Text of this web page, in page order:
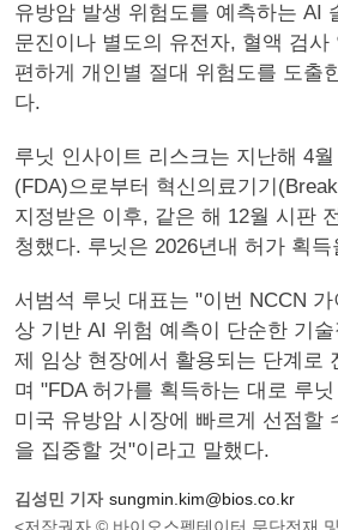
유방암 발생 위험도를 예측하는 AI
문진이나 별도의 유전자, 혈액 검사
편하게 개인별 절대 위험도를 도출
다.
루닛 인사이트 리스크는 지난해 4
(FDA)으로부터 혁신의료기기
지정받은 이후, 같은 해 12월 시판
청했다. 루닛은 2026년내 허가 획
서범석 루닛 대표는 "이번 NCCN
상 기반 AI 위험 예측이 단순한 기
제 임상 현장에서 활용되는 단계로
며 "FDA 허가를 획득하는 대로 루
미국 유방암 시장에 빠르게 선점할
을 집중할 것"이라고 말했다.
김성민 기자 sungmin.kim@bios.co.kr